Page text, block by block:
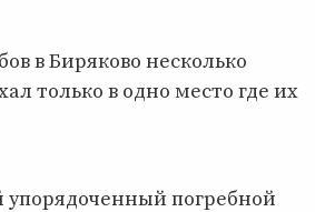
в Биряково несколько
только в одно место где их
упорядоченный погребной